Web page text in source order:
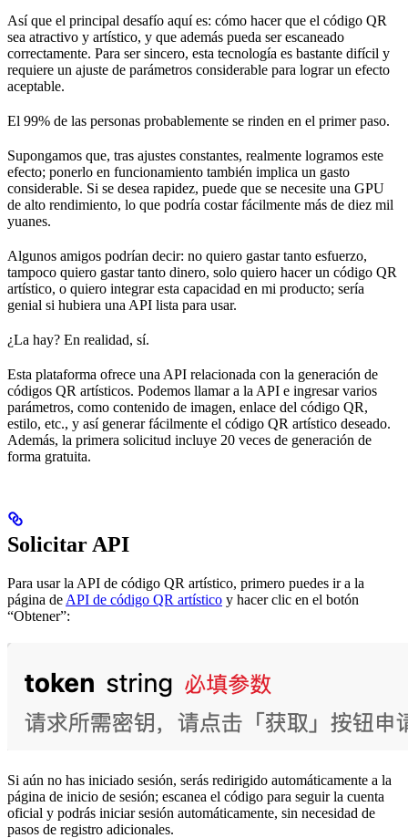
Así que el principal desafío aquí es: cómo hacer que el código QR
sea atractivo y artístico, y que además pueda ser escaneado
correctamente. Para ser sincero, esta tecnología es bastante difícil y
requiere un ajuste de parámetros considerable para lograr un efecto
aceptable.
El 99% de las personas probablemente se rinden en el primer paso.
Supongamos que, tras ajustes constantes, realmente logramos este
efecto; ponerlo en funcionamiento también implica un gasto
considerable. Si se desea rapidez, puede que se necesite una GPU
de alto rendimiento, lo que podría costar fácilmente más de diez mil
yuanes.
Algunos amigos podrían decir: no quiero gastar tanto esfuerzo,
tampoco quiero gastar tanto dinero, solo quiero hacer un código QR
artístico, o quiero integrar esta capacidad en mi producto; sería
genial si hubiera una API lista para usar.
¿La hay? En realidad, sí.
Esta plataforma ofrece una API relacionada con la generación de
códigos QR artísticos. Podemos llamar a la API e ingresar varios
parámetros, como contenido de imagen, enlace del código QR,
estilo, etc., y así generar fácilmente el código QR artístico deseado.
Además, la primera solicitud incluye 20 veces de generación de
forma gratuita.
Solicitar API
Para usar la API de código QR artístico, primero puedes ir a la
página de API de código QR artístico y hacer clic en el botón
“Obtener”:
Si aún no has iniciado sesión, serás redirigido automáticamente a la
página de inicio de sesión; escanea el código para seguir la cuenta
oficial y podrás iniciar sesión automáticamente, sin necesidad de
pasos de registro adicionales.